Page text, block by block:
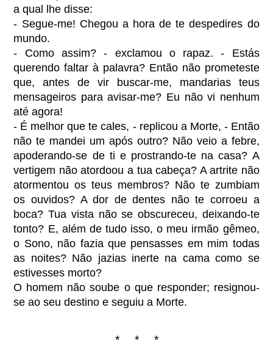
a qual lhe disse:
- Segue-me! Chegou a hora de te despedires do
mundo.
- Como assim? - exclamou o rapaz. - Estás
querendo faltar à palavra? Então não prometeste
que, antes de vir buscar-me, mandarias teus
mensageiros para avisar-me? Eu não vi nenhum
até agora!
- É melhor que te cales, - replicou a Morte, - Então
não te mandei um após outro? Não veio a febre,
apoderando-se de ti e prostrando-te na casa? A
vertigem não atordoou a tua cabeça? A artrite não
atormentou os teus membros? Não te zumbiam
os ouvidos? A dor de dentes não te corroeu a
boca? Tua vista não se obscureceu, deixando-te
tonto? E, além de tudo isso, o meu irmão gêmeo,
o Sono, não fazia que pensasses em mim todas
as noites? Não jazias inerte na cama como se
estivesses morto?
O homem não soube o que responder; resignou-
se ao seu destino e seguiu a Morte.
* * *